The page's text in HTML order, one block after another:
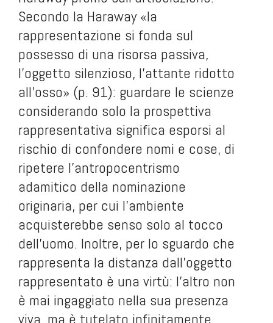
Secondo la Haraway «la
rappresentazione si fonda sul
possesso di una risorsa passiva,
l’oggetto silenzioso, l’attante ridotto
all’osso» (p. 91): guardare le scienze
considerando solo la prospettiva
rappresentativa significa esporsi al
rischio di confondere nomi e cose, di
ripetere l’antropocentrismo
adamitico della nominazione
originaria, per cui l’ambiente
acquisterebbe senso solo al tocco
dell’uomo. Inoltre, per lo sguardo che
rappresenta la distanza dall’oggetto
rappresentato è una virtù: l’altro non
è mai ingaggiato nella sua presenza